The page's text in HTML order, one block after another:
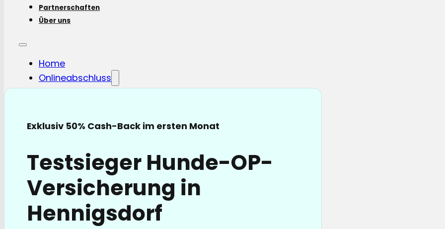
Partnerschaften
Über uns
Home
Onlineabschluss
Hunde-OP
Katzen-KV
Pferde Haftplicht
Blog
FAQ
Partnerschaften
Über uns
Exklusiv 50% Cash-Back im ersten Monat
Testsieger Hunde-OP-
Versicherung in
Hennigsdorf